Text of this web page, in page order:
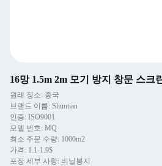
16망 1.5m 2m 모기 방지 창문 스크
원래 장소: 중국
브랜드 이름: Shuntian
인증: ISO9001
모델 번호: MQ
최소 주문 수량: 1000m2
가격: 1.1-1.9$
포장 세부 사항: 비닐봉지